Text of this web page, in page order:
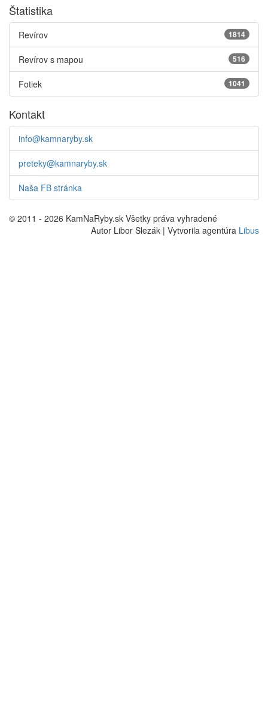
Štatistika
1814
Revírov
516
Revírov s mapou
1041
Fotiek
Kontakt
info@kamnaryby.sk
preteky@kamnaryby.sk
Naša FB stránka
© 2011 - 2026 KamNaRyby.sk Všetky práva vyhradené
Autor Libor Slezák | Vytvorila agentúra Libus